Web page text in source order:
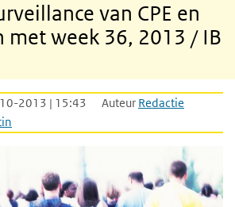
van CPE en
met week 36, 2013 / IB
2013 | 15:43 Auteur Redactie